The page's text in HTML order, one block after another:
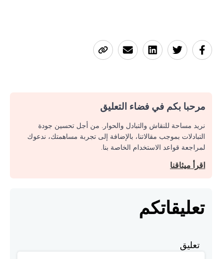
مرحبا بكم في فضاء التعليق
نريد مساحة للنقاش والتبادل والحوار. من أجل تحسين جودة
التبادلات بموجب مقالاتنا، بالإضافة إلى تجربة مساهمتك، ندعوك
لمراجعة قواعد الاستخدام الخاصة بنا.
اقرأ ميثاقنا
تعليقاتكم
تعليق